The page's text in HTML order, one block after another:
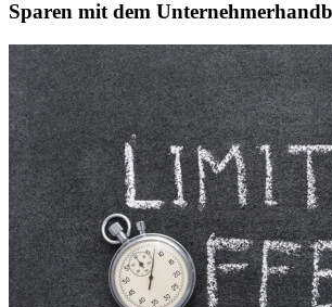
Sparen mit dem